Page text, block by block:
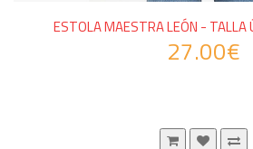
ESTOLA MAESTRA LEÓN - TALLA
27.00€